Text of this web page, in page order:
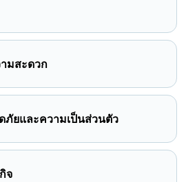
มสะดวก
ภัยและความเป็นส่วนตัว
จ